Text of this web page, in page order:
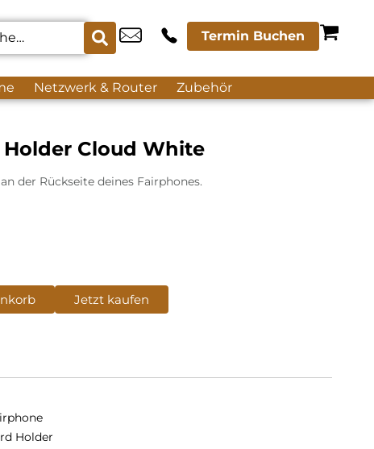
Termin Buchen
Netzwerk & Router Zubehör
Cloud White
der Rückseite deines Fairphones.
Jetzt kaufen
Holder